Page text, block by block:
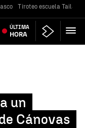
Tiroteo escuela
ÚLTIMA
HORA
un
Cánovas